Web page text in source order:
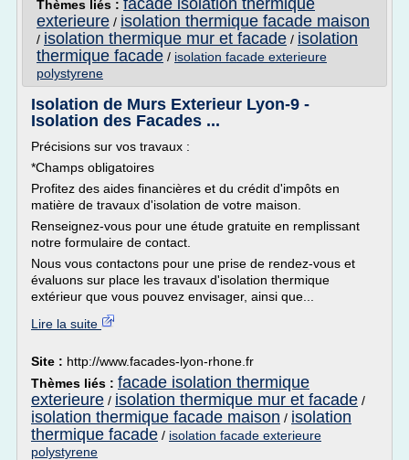
Thèmes liés : facade isolation thermique
exterieure / isolation thermique facade maison
/ isolation thermique mur et facade / isolation
thermique facade / isolation facade exterieure
polystyrene
Isolation de Murs Exterieur Lyon-9 -
Isolation des Facades ...
Précisions sur vos travaux :
*Champs obligatoires
Profitez des aides financières et du crédit d'impôts en
matière de travaux d'isolation de votre maison.
Renseignez-vous pour une étude gratuite en remplissant
notre formulaire de contact.
Nous vous contactons pour une prise de rendez-vous et
évaluons sur place les travaux d'isolation thermique
extérieur que vous pouvez envisager, ainsi que...
Lire la suite
Site : http://www.facades-lyon-rhone.fr
Thèmes liés : facade isolation thermique
exterieure / isolation thermique mur et facade /
isolation thermique facade maison / isolation
thermique facade / isolation facade exterieure
polystyrene